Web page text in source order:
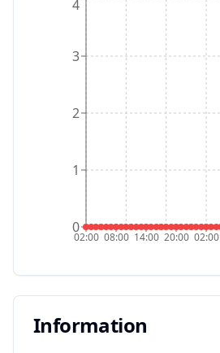
02:00 08:00 14:00 20:00 02:00
0
1
2
3
4
Information
Information